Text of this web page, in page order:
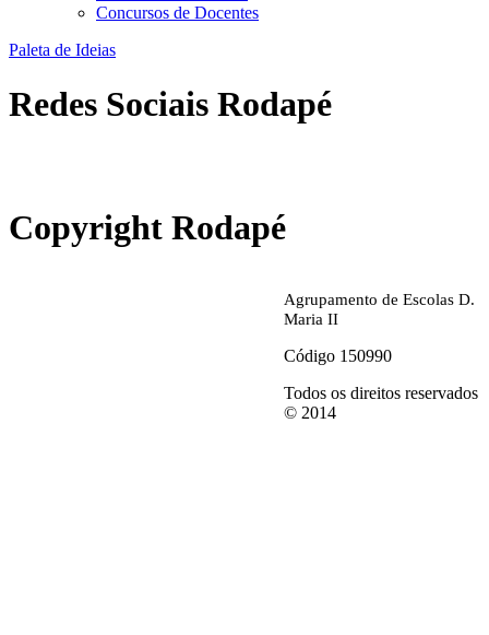
Concursos de Docentes
Paleta de Ideias
Redes Sociais Rodapé
Copyright Rodapé
Agrupamento de Escolas D.
Maria II
Código 150990
Todos os direitos reservados
© 2014